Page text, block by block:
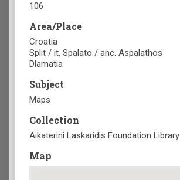
106
Area/Place
Croatia
Split / it. Spalato / anc. Aspalathos
Dlamatia
Subject
Maps
Collection
Aikaterini Laskaridis Foundation Library
Map